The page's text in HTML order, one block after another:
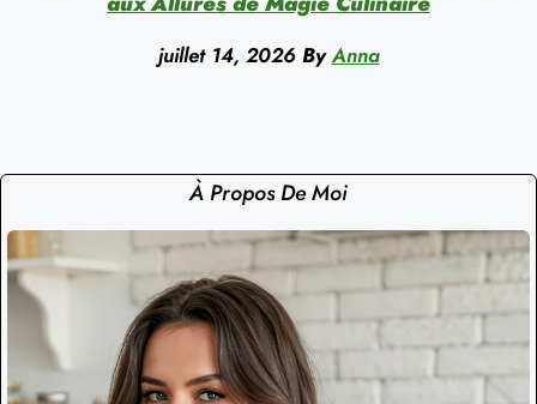
juillet 14, 2026 By Anna
À Propos De Moi